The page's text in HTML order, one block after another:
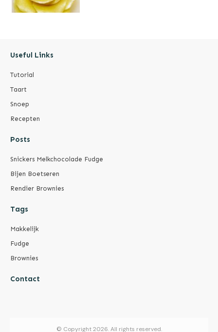
Useful Links
Tutorial
Taart
Snoep
Recepten
Posts
Snickers Melkchocolade Fudge
Bijen Boetseren
Rendier Brownies
Tags
Makkelijk
Fudge
Brownies
Contact
© Copyright2026. All rights reserved.